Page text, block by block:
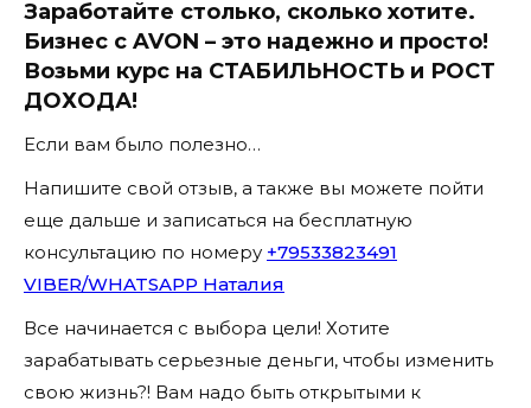
Заработайте столько, сколько хотите.
Бизнес с AVON – это надежно и просто!
Возьми курс на СТАБИЛЬНОСТЬ и РОСТ
ДОХОДА!
Если вам было полезно…
Напишите свой отзыв, а также вы можете пойти
еще дальше и записаться на бесплатную
консультацию по номеру +79533823491
VIBER/WHATSAPP Наталия
Все начинается с выбора цели! Хотите
зарабатывать серьезные деньги, чтобы изменить
свою жизнь?! Вам надо быть открытыми к